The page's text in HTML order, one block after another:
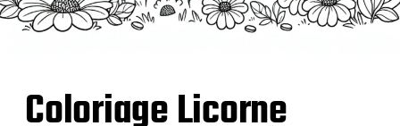
Coloriage Licorne